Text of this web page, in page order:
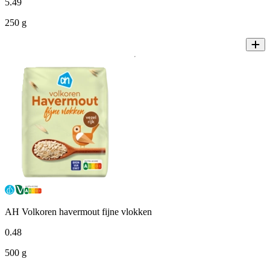
5.49
250 g
AH Volkoren havermout fijne vlokken
0.48
500 g